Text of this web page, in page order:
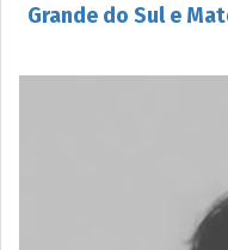
Grande do Sul e